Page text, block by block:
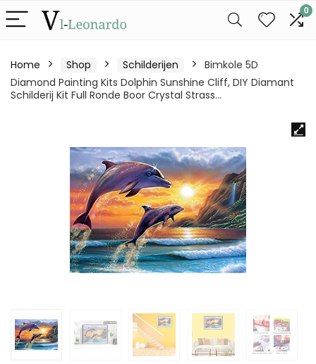
0
Home Shop Schilderijen
Bimkole 5D
Diamond Painting Kits Dolphin Sunshine Cliff, DIY Diamant
Schilderij Kit Full Ronde Boor Crystal Strass…